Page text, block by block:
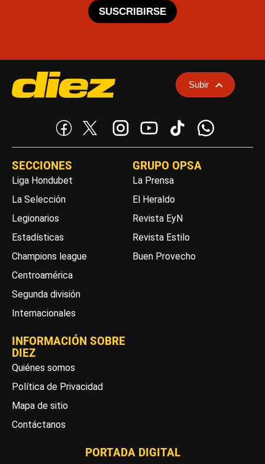
SUSCRIBIRSE
Subir
SECCIONES
Liga Hondubet
La Selección
Legionarios
Estadísticas
Champions league
Centroamérica
Segunda división
Internacionales
GRUPO OPSA
La Prensa
El Heraldo
Revista EyN
Revista Estilo
Buen Provecho
INFORMACIÓN SOBRE
DIEZ
Quiénes somos
Política de Privacidad
Mapa de sitio
Contáctanos
PORTADA DIGITAL